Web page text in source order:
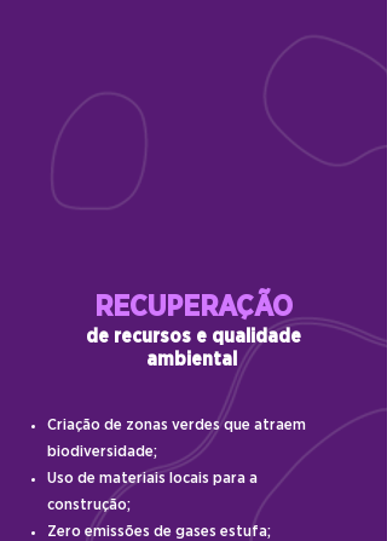
RECUPERAÇÃO
de recursos e qualidade
ambiental
Criação de zonas verdes que atraem
biodiversidade;
Uso de materiais locais para a
construção;
Zero emissões de gases estufa;